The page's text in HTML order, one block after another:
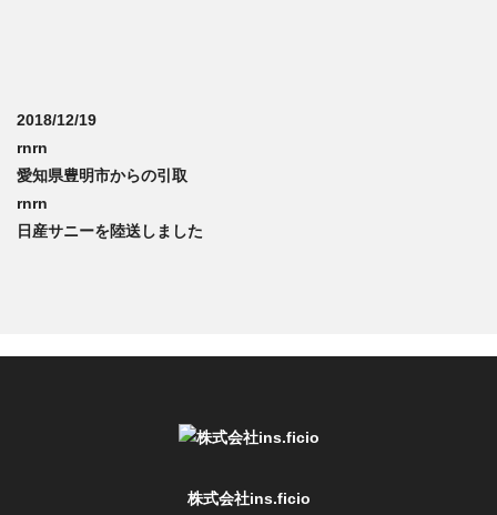
2018/12/19
rnrn
愛知県豊明市からの引取
rnrn
日産サニーを陸送しました
株式会社ins.ficio